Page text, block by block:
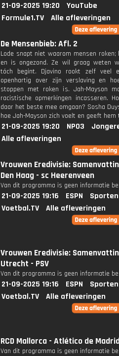
21-09-2025 19:20
YouTube
Formule1.TV
Alle afleveringen
De Mensenbieb: Afl. 2
Lode snapt niet waarom mensen
en is ongezond. Ze wil graag weten
tóch begint. Djavino rookt zelf veel
openhartig over zijn verslaving en
stoppen met roken is. Jah-Mayson
racistische opmerkingen incasseren.
daar het beste mee omgaan? Sosha
hoe Jah-Mayson zich voelt en geeft hem
21-09-2025 19:20 NPO3
Alle afleveringen
Vrouwen Eredivisie:
Den Haag - sc Heerenveen
Van dit programma is geen informatie
21-09-2025 19:16 ESPN
Voetbal.TV
Alle afleveringen
Vrouwen Eredivisie:
Utrecht - PSV
Van dit programma is geen informatie
21-09-2025 19:16 ESPN
Voetbal.TV
Alle afleveringen
RCD Mallorca - Atlético de
Van dit programma is geen informatie